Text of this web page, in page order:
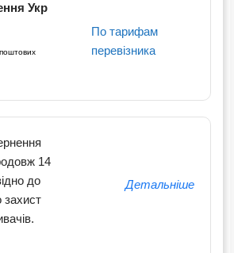
Укр
По тарифам
перевізника
14
до
захист
Детальніше